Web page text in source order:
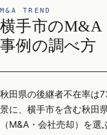
M&A TREND
横手市のM&A
事例の調べ方
秋田県の後継者不在率は
景に、横手市を含む秋田
（M&A・会社売却）を